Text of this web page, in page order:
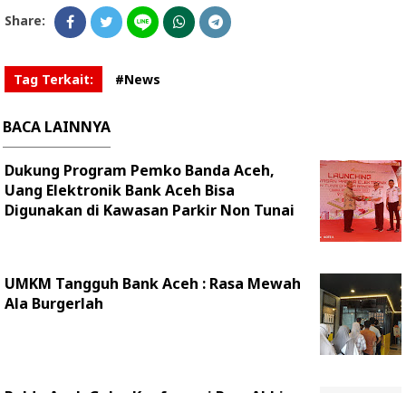
Share:
Tag Terkait: #News
BACA LAINNYA
Dukung Program Pemko Banda Aceh,
Uang Elektronik Bank Aceh Bisa
Digunakan di Kawasan Parkir Non Tunai
UMKM Tangguh Bank Aceh : Rasa Mewah
Ala Burgerlah